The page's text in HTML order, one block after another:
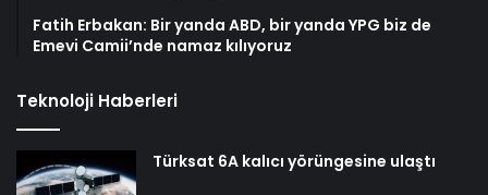
Fatih Erbakan: Bir yanda ABD, bir yanda YPG biz de
Emevi Camii’nde namaz kılıyoruz
Teknoloji Haberleri
Türksat 6A kalıcı yörüngesine ulaştı